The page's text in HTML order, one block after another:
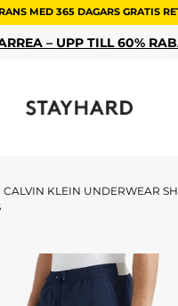
MED 365 DAGARS GRATIS
– UPP TILL 60%
CALVIN KLEIN UNDERWEAR